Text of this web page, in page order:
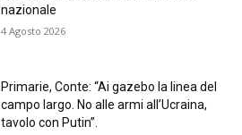
nazionale
4 Agosto 2026
Primarie, Conte: “Ai gazebo la linea del
campo largo. No alle armi all’Ucraina,
tavolo con Putin”.